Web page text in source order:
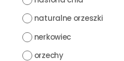
naturalne orzeszki
nerkowiec
orzechy